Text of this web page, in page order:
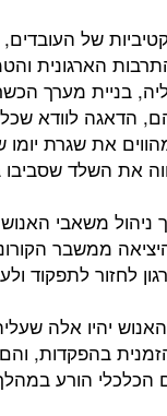
של
התרבות הארגונית
בניית מערך
הדאגה לוודא
את שגרת
את השלד שסביבו
ניהול משאבי
ממשבר
לחזור לתפקוד
יהיו אלה
בהפקדות, והם
הכלכלי הורע